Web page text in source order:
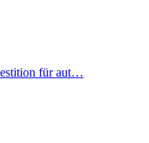
für aut…